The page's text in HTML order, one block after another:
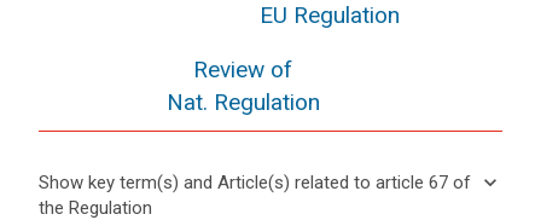
EU Regulation
Review of
Nat. Regulation
Show key term(s) and Article(s) related to article 67 of
the Regulation
keyboard_arrow_down